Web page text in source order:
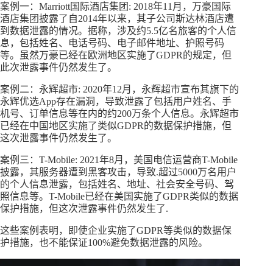
案例一：Marriott国际酒店集团: 2018年11月，万豪国际
酒店集团披露了自2014年以来，其子公司斯达林酒店遭
到数据泄露的情况。据称，涉及约5.5亿名旅客的个人信
息，包括姓名、电话号码、电子邮件地址、护照号码
等。虽然万豪已经在欧洲地区实施了GDPR的规定，但
此次泄露事件仍然发生了。
案例二：永辉超市: 2020年12月，永辉超市宣布其旗下的
永辉优选App存在漏洞，导致泄露了包括用户姓名、手
机号、订单信息等在内的约200万条个人信息。永辉超市
已经在中国地区实施了类似GDPR的数据保护措施，但
这次泄露事件仍然发生了。
案例三：T-Mobile: 2021年8月，美国电信运营商T-Mobile
披露，其服务器遭到黑客攻击，导致.超过5000万名用户
的个人信息泄露，包括姓名、地址、社会安全号码、驾
照信息等。T-Mobile已经在美国实施了GDPR类似的数据
保护措施，但这次泄露事件仍然发生了.
这些案例表明，即使企业实施了GDPR等类似的数据保
护措施，也不能保证100%避免数据泄露的风险。